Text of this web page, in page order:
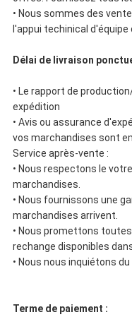
• Nous sommes des
l'appui techinical d'équipe
Délai de livraison
• Le rapport de
expédition
• Avis ou assurance
vos marchandises sont
Service après-vente :
• Nous respectons le
marchandises.
• Nous fournissons une
marchandises arrivent.
• Nous promettons
rechange disponibles
• Nous nous inquiétons
Terme de paiement :